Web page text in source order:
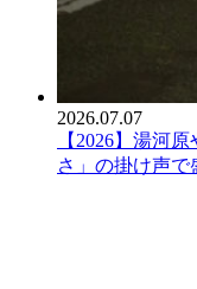
2026.07.07
【2026】湯河
さ」の掛け声で